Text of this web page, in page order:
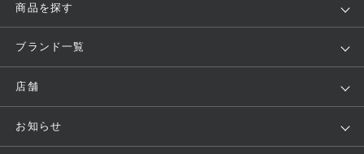
商品を探す
アイテム
トピックス
ブランド一覧
WACOAL
AMPHI une nana cool
店舗
店舗を探す
お知らせ